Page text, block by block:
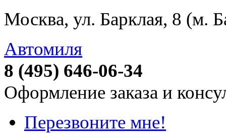
Москва, ул. Барклая, 8 (м.
Автомиля
8 (495) 646-06-34
Оформление заказа и
Перезвоните мне!